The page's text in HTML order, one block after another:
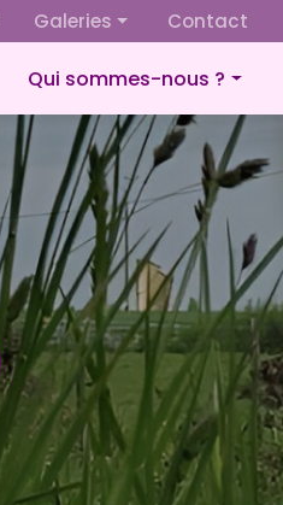
Galeries
Élevage de vaches
Contact
Qui sommes-nous ?
Présentation
Éco-responsabilité